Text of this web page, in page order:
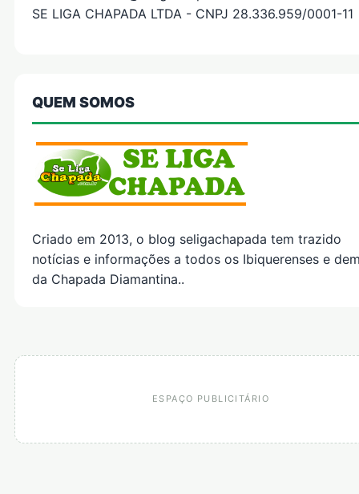
SE LIGA CHAPADA LTDA - CNPJ 28.336.959/0001-11
QUEM SOMOS
Criado em 2013, o blog seligachapada tem trazido
notícias e informações a todos os Ibiquerenses e
da Chapada Diamantina..
ESPAÇO PUBLICITÁRIO